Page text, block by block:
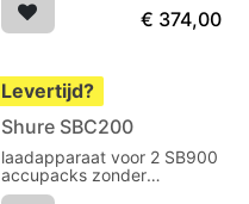
€ 374,00
Levertijd?
Shure SBC200
laadapparaat voor 2 SB900
accupacks zonder
netvoeding